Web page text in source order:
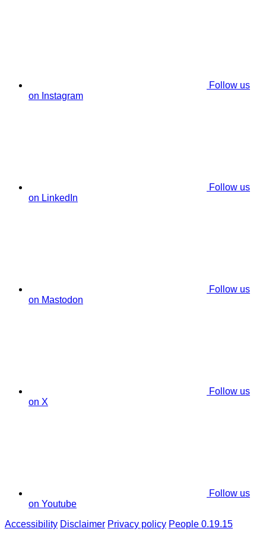
Follow us
on Instagram
Follow us
on LinkedIn
Follow us
on Mastodon
Follow us
on X
Follow us
on Youtube
Accessibility Disclaimer Privacy policy People 0.19.15